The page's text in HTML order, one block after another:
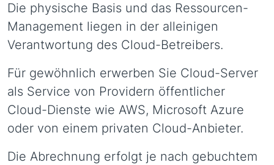
Die physische Basis und das Ressourcen-
Management liegen in der alleinigen
Verantwortung des Cloud-Betreibers.
Für gewöhnlich erwerben Sie Cloud-Server
als Service von Providern öffentlicher
Cloud-Dienste wie AWS, Microsoft Azure
oder von einem privaten Cloud-Anbieter.
Die Abrechnung erfolgt je nach gebuchtem